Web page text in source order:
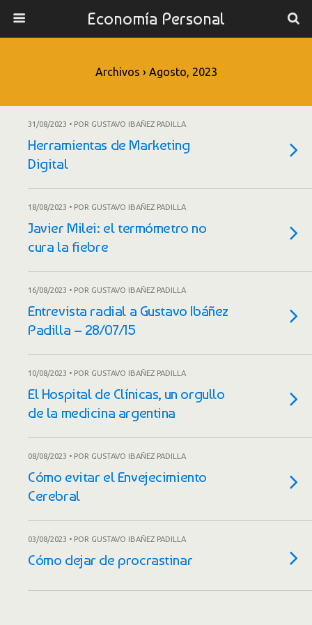
Economía Personal
Archivos › Agosto, 2023
31/08/2023 • POR GUSTAVO IBAÑEZ PADILLA
Herramientas de Marketing
Digital
18/08/2023 • POR GUSTAVO IBAÑEZ PADILLA
Javier Milei: el termómetro no
cura la fiebre
16/08/2023 • POR GUSTAVO IBAÑEZ PADILLA
Entrevista radial a Gustavo Ibáñez
Padilla – 28/07/15
10/08/2023 • POR GUSTAVO IBAÑEZ PADILLA
El Hospital de Clínicas, un orgullo
de la medicina argentina
08/08/2023 • POR GUSTAVO IBAÑEZ PADILLA
Cómo evitar el Envejecimiento
Cerebral
03/08/2023 • POR GUSTAVO IBAÑEZ PADILLA
Cómo dejar de procrastinar